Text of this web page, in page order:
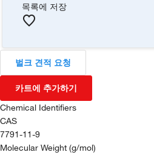
목록에 저장
벌크 견적 요청
카트에 추가하기
Chemical Identifiers
CAS
7791-11-9
Molecular Weight (g/mol)